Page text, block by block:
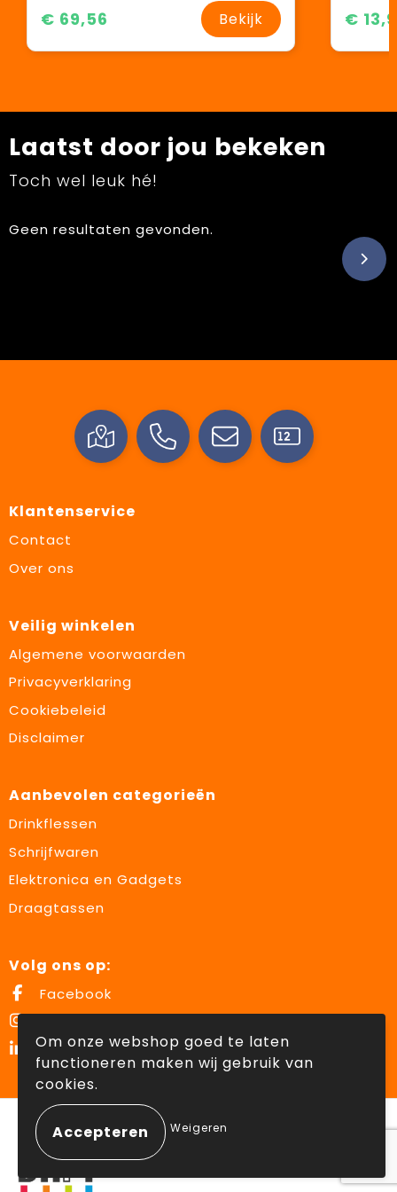
€ 69,56 Bekijk €
Laatst door jou bekeken
Toch wel leuk hé!
Geen resultaten gevonden.
Klantenservice
Contact
Over ons
Veilig winkelen
Algemene voorwaarden
Privacyverklaring
Cookiebeleid
Disclaimer
Aanbevolen categorieën
Drinkflessen
Schrijfwaren
Elektronica en Gadgets
Draagtassen
Volg ons op:
Facebook
LinkedIn
© Copyright Lowette Gifts 2026
Om onze webshop goed te laten
functioneren maken wij gebruik van
cookies.
Weigeren